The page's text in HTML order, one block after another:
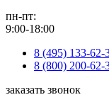
пн-пт:
9:00-18:00
8 (495) 133-62-
8 (800) 200-62-
заказать звонок